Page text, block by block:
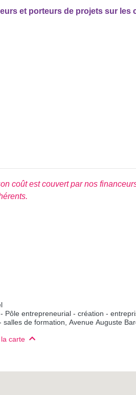
et porteurs de projets sur les
coût est couvert par nos
Pôle entrepreneurial - création -
salles de formation, Avenue Auguste
carte